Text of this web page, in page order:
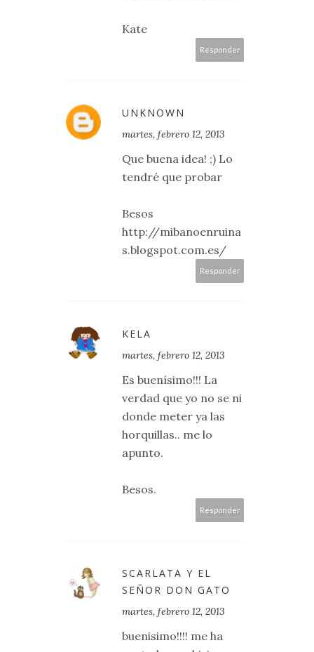
Kate
Responder
UNKNOWN
martes, febrero 12, 2013
Que buena idea! ;) Lo
tendré que probar
Besos
http://mibanoenruina
s.blogspot.com.es/
Responder
KELA
martes, febrero 12, 2013
Es buenísimo!!! La
verdad que yo no se ni
donde meter ya las
horquillas.. me lo
apunto.
Besos.
Responder
SCARLATA Y EL
SEÑOR DON GATO
martes, febrero 12, 2013
buenisimo!!!! me ha